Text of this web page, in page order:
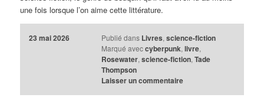
une fois lorsque l’on aime cette littérature.
23 mai 2026 Publié dans Livres, science-fiction
Marqué avec cyberpunk, livre,
Rosewater, science-fiction, Tade
Thompson
Laisser un commentaire